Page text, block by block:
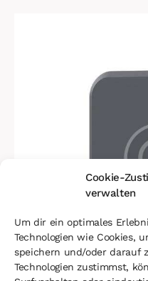
Cookie-
verwalten
Um dir ein optimales
Technologien wie Cookies,
speichern und/oder darauf
Technologien zustimmst,